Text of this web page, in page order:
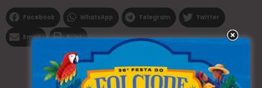
Facebook WhatsApp Telegram Twitter
Email Print